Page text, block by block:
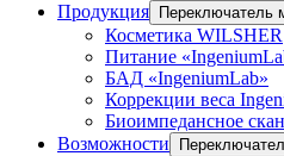
Продукция
Переключатель
Косметика WILSHER
Питание
БАД «IngeniumLab»
Коррекции веса
Биоимпедансное
Возможности